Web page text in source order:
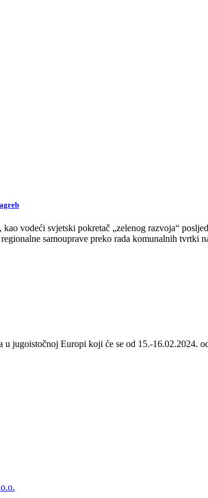
vodeći svjetski pokretač „zelenog razvoja“
samouprave preko rada komunalnih
u jugoistočnoj Europi koji će se od 15.-16.02.2024.